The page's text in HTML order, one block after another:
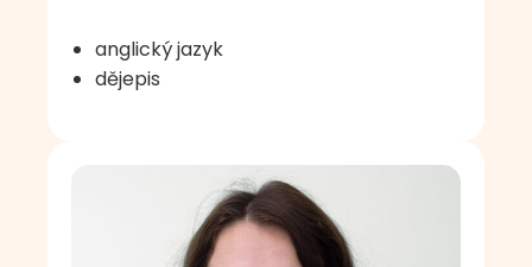
anglický jazyk
dějepis